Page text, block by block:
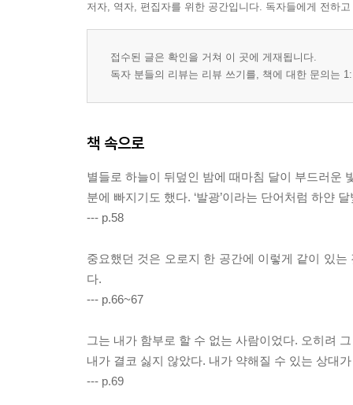
저자, 역자, 편집자를 위한 공간입니다. 독자들에게 전하
접수된 글은 확인을 거쳐 이 곳에 게재됩니다.
독자 분들의 리뷰는 리뷰 쓰기를, 책에 대한 문의는
책 속으로
별들로 하늘이 뒤덮인 밤에 때마침 달이 부드러운
분에 빠지기도 했다. ‘발광’이라는 단어처럼 하얀
--- p.58
중요했던 것은 오로지 한 공간에 이렇게 같이 있
다.
--- p.66~67
그는 내가 함부로 할 수 없는 사람이었다. 오히려
내가 결코 싫지 않았다. 내가 약해질 수 있는 상대
--- p.69